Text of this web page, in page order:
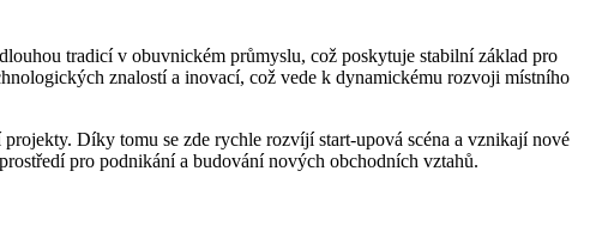
tradicí v obuvnickém průmyslu, což poskytuje stabilní základ pro
znalostí a inovací, což vede k dynamickému rozvoji místního
Díky tomu se zde rychle rozvíjí start-upová scéna a vznikají nové
pro podnikání a budování nových obchodních vztahů.